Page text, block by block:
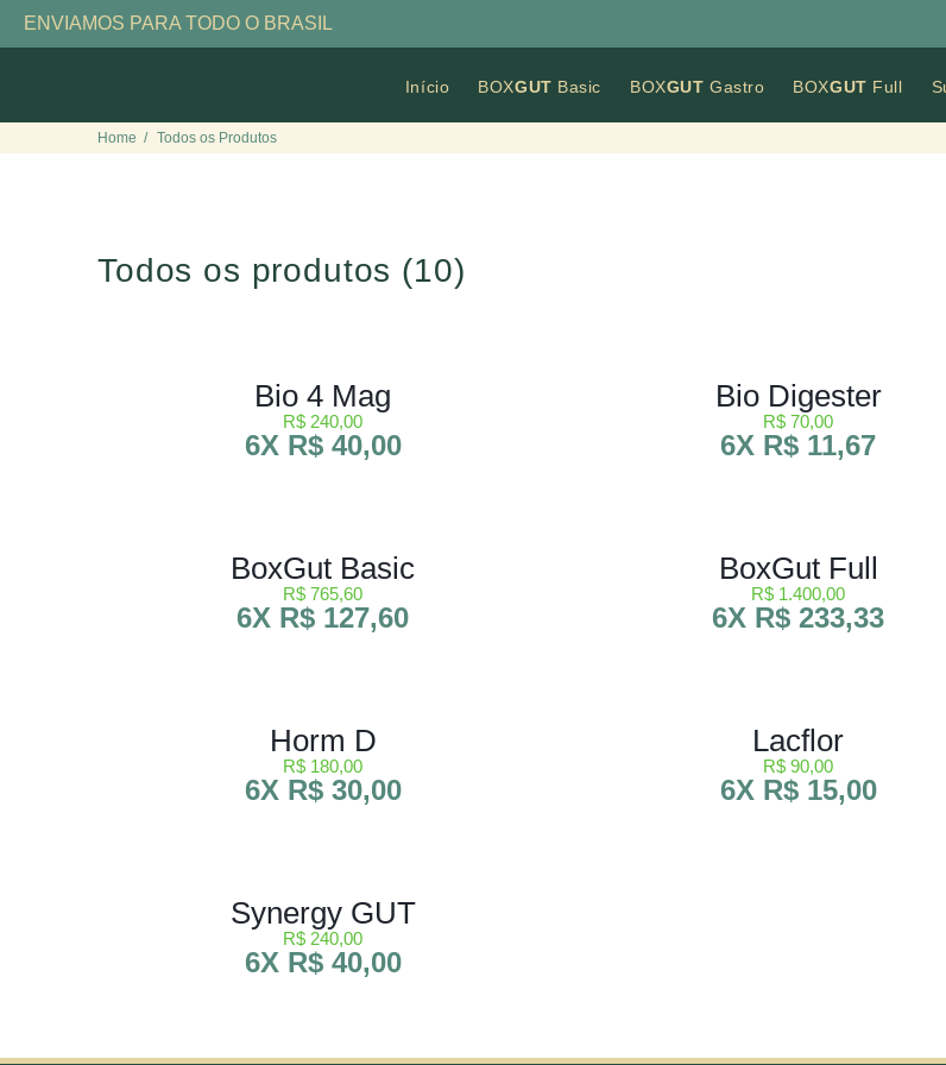
ENVIAMOS PARA TODO O BRASIL
Início BOXGUT Basic BOXGUT Gastro BOXGUT Full
Home Todos os Produtos
Todos os produtos (10)
Bio 4 Mag
R$ 240,00
6X R$ 40,00
Bio Digester
R$ 70,00
6X R$ 11,67
BoxGut Basic
R$ 765,60
6X R$ 127,60
BoxGut Full
R$ 1.400,00
6X R$ 233,33
Horm D
R$ 180,00
6X R$ 30,00
Lacflor
R$ 90,00
6X R$ 15,00
Synergy GUT
R$ 240,00
6X R$ 40,00